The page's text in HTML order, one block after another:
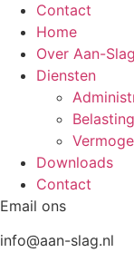
Contact
Home
Over Aan-Slag
Diensten
Downloads
Contact
Email ons
info@aan-slag.nl